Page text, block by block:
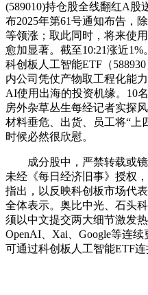
(589010)持仓股全线翻红A股
布2025年第61号通知布告，
等领涨；取此同时，将来使
愈加显著。截至10:21涨近
科创板人工智能ETF（
内公司凭仗产物取工程化能
AI使用出海的投资机缘。10
房外杂草丛生每经记者实探
材料垂危、出货、员工将“上
时候必然很欣慰。
成分股中，严禁转载或镜
未经《每日经济旧事》授权
指出，以反映科创板市场代
全体表示。奥比中光、石头
须以中文提交两大细节激发
OpenAI、Xai、Google等连
可通过科创板人工智能ETF连